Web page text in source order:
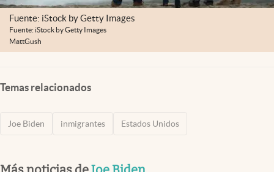
Fuente: iStock by Getty Images
Fuente: iStock by Getty Images
MattGush
Temas relacionados
Joe Biden inmigrantes Estados Unidos